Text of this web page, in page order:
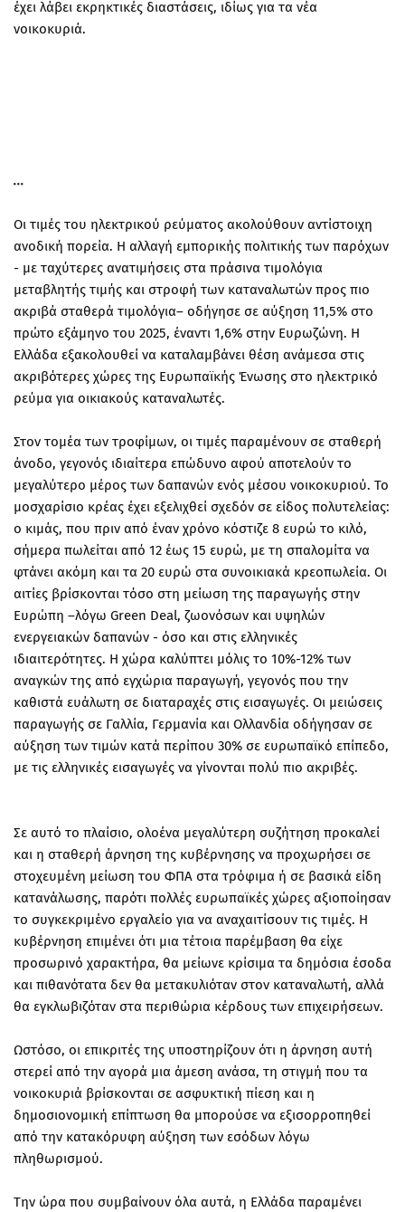
έχει λάβει εκρηκτικές διαστάσεις, ιδίως για τα νέα
νοικοκυριά.
Οι τιμές του ηλεκτρικού ρεύματος ακολούθουν αντίστοιχη
ανοδική πορεία. Η αλλαγή εμπορικής πολιτικής των παρόχων
- με ταχύτερες ανατιμήσεις στα πράσινα τιμολόγια
μεταβλητής τιμής και στροφή των καταναλωτών προς πιο
ακριβά σταθερά τιμολόγια– οδήγησε σε αύξηση 11,5% στο
πρώτο εξάμηνο του 2025, έναντι 1,6% στην Ευρωζώνη. Η
Ελλάδα εξακολουθεί να καταλαμβάνει θέση ανάμεσα στις
ακριβότερες χώρες της Ευρωπαϊκής Ένωσης στο ηλεκτρικό
ρεύμα για οικιακούς καταναλωτές.
Στον τομέα των τροφίμων, οι τιμές παραμένουν σε σταθερή
άνοδο, γεγονός ιδιαίτερα επώδυνο αφού αποτελούν το
μεγαλύτερο μέρος των δαπανών ενός μέσου νοικοκυριού. Το
μοσχαρίσιο κρέας έχει εξελιχθεί σχεδόν σε είδος πολυτελείας:
ο κιμάς, που πριν από έναν χρόνο κόστιζε 8 ευρώ το κιλό,
σήμερα πωλείται από 12 έως 15 ευρώ, με τη σπαλομίτα να
φτάνει ακόμη και τα 20 ευρώ στα συνοικιακά κρεοπωλεία. Οι
αιτίες βρίσκονται τόσο στη μείωση της παραγωγής στην
Ευρώπη –λόγω Green Deal, ζωονόσων και υψηλών
ενεργειακών δαπανών - όσο και στις ελληνικές
ιδιαιτερότητες. Η χώρα καλύπτει μόλις το 10%-12% των
αναγκών της από εγχώρια παραγωγή, γεγονός που την
καθιστά ευάλωτη σε διαταραχές στις εισαγωγές. Οι μειώσεις
παραγωγής σε Γαλλία, Γερμανία και Ολλανδία οδήγησαν σε
αύξηση των τιμών κατά περίπου 30% σε ευρωπαϊκό επίπεδο,
με τις ελληνικές εισαγωγές να γίνονται πολύ πιο ακριβές.
Σε αυτό το πλαίσιο, ολοένα μεγαλύτερη συζήτηση προκαλεί
και η σταθερή άρνηση της κυβέρνησης να προχωρήσει σε
στοχευμένη μείωση του ΦΠΑ στα τρόφιμα ή σε βασικά είδη
κατανάλωσης, παρότι πολλές ευρωπαϊκές χώρες αξιοποίησαν
το συγκεκριμένο εργαλείο για να αναχαιτίσουν τις τιμές. Η
κυβέρνηση επιμένει ότι μια τέτοια παρέμβαση θα είχε
προσωρινό χαρακτήρα, θα μείωνε κρίσιμα τα δημόσια έσοδα
και πιθανότατα δεν θα μετακυλιόταν στον καταναλωτή, αλλά
θα εγκλωβιζόταν στα περιθώρια κέρδους των επιχειρήσεων.
Ωστόσο, οι επικριτές της υποστηρίζουν ότι η άρνηση αυτή
στερεί από την αγορά μια άμεση ανάσα, τη στιγμή που τα
νοικοκυριά βρίσκονται σε ασφυκτική πίεση και η
δημοσιονομική επίπτωση θα μπορούσε να εξισορροπηθεί
από την κατακόρυφη αύξηση των εσόδων λόγω
πληθωρισμού.
Την ώρα που συμβαίνουν όλα αυτά, η Ελλάδα παραμένει